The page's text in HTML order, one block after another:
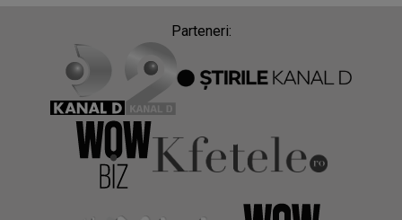
Parteneri: